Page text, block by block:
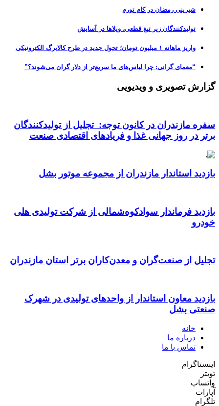
شیرینی رمضان در کام تورم
تولیدکنندگان زیر تیغ قطعی، ویلاها در آسایش
واریز ماهانه ۱ میلیون تومان؛ تحول جدید در طرح کالابرگ الکترونیکی
“معمای گرانی: چرا لباس‌های ما سریع‌تر از دلار گران می‌شوند؟”
گزارش تصویری و ویدیویی
سفره مازندران در کانون توجه: تجلیل از تولیدکنندگان
برتر در روز جهانی غذا و فریادهای اقتصادی صنعت
بازدید استاندار مازندران از مجموعه موتور بشل
بازدید فرماندار سوادکوه‌شمالی از شرکت تولیدی هلی
خودرو
تجلیل از صنعت‌گران و معدن‌کاران برتر استان مازندران
بازدید معاون استاندار از واحدهای تولیدی در شهرک
صنعتی بشل
خانه
درباره ما
تماس با ما
اینستاگرام
تویتر
واتساپ
آپارات
تلگرام